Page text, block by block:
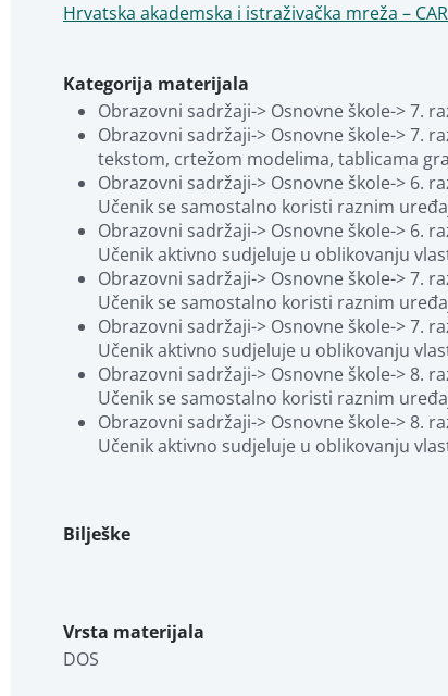
Hrvatska akademska i istraživačka mreža –
Kategorija materijala
Obrazovni sadržaji-> Osnovne škole-> 7.
Obrazovni sadržaji-> Osnovne škole-> 7.
tekstom, crtežom modelima, tablicama
Obrazovni sadržaji-> Osnovne škole-> 6.
Učenik se samostalno koristi raznim
Obrazovni sadržaji-> Osnovne škole-> 6.
Učenik aktivno sudjeluje u oblikovanju
Obrazovni sadržaji-> Osnovne škole-> 7.
Učenik se samostalno koristi raznim
Obrazovni sadržaji-> Osnovne škole-> 7.
Učenik aktivno sudjeluje u oblikovanju
Obrazovni sadržaji-> Osnovne škole-> 8.
Učenik se samostalno koristi raznim
Obrazovni sadržaji-> Osnovne škole-> 8.
Učenik aktivno sudjeluje u oblikovanju
Bilješke
Vrsta materijala
DOS